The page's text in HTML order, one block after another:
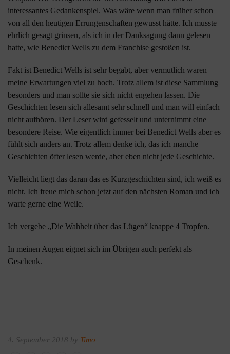
interessantes Gedankenspiel. Was wäre wenn man früher schon
von all den heutigen Errungenschaften gewusst hätte. Ich musste
ehrlich gesagt grinsen, als ich in der Danksagung dann gelesen
hatte, wie Benedict Wells zu dem Franchise gestoßen ist.
Fakt ist Benedict Wells ist sehr begabt, aber vermutlich waren
meine Erwartungen viel zu hoch. Trotz allem ist diese Sammlung
besonders und man sollte sie sich nicht engehen lassen. Die
Geschichten lesen sich allesamt sehr schnell und man will einfach
nicht aufhören. Der Leser wird gefesselt und unternimmt eine
besondere Reise. Wie eigentlich immer bei Benedict Wells aber es
fühlt sich anders an. Trotz allem denke ich, das ich manche
Geschichten öfter lesen werde, aber eben nicht jede Geschichte.
Vielleicht liegt das daran das es Kurzgeschichten sind, ich weiß es
nicht. Ich freue mich schon jetzt auf den nächsten Roman und ich
warte gerne eine Weile.
Ich vergebe „Die Wahheit über das Lügen“ knappe 4 Tropfen.
In meinen Augen eignet sich im Übrigen auch perfekt als
Geschenk.
4. September 2018 by Timo